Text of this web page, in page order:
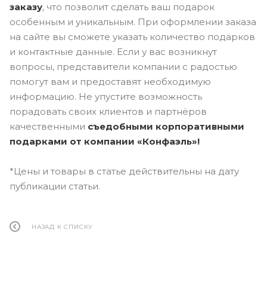
заказу, что позволит сделать ваш подарок
особенным и уникальным. При оформлении заказа
на сайте вы сможете указать количество подарков
и контактные данные. Если у вас возникнут
вопросы, представители компании с радостью
помогут вам и предоставят необходимую
информацию. Не упустите возможность
порадовать своих клиентов и партнёров
качественными съедобными корпоративными
подарками от компании «Конфаэль»!
*Цены и товары в статье действительны на дату
публикации статьи.
НАЗАД К СПИСКУ